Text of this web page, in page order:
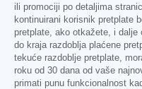
ili promociji po detaljima
kontinuirani korisnik pretplate
pretplate, ako otkažete, i
do kraja razdoblja plaćene
tekuće razdoblje pretplate,
roku od 30 dana od vaše
primati punu funkcionalnost